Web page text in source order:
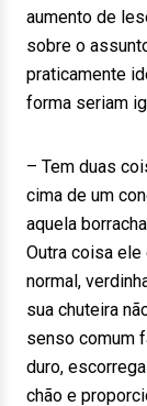
aumento de
sobre o
praticamente
forma seriam
– Tem duas
cima de um
aquela
Outra coisa ele
normal,
sua chuteira
senso comum
duro,
chão e